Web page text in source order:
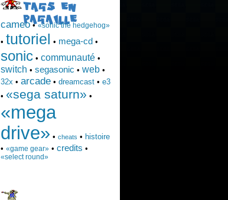
TAGS EN
PAGAILLE
cameo•«sonic the hedgehog»
• tutoriel • mega-cd •
sonic •communauté •
switch •segasonic •web •
32x •arcade •dreamcast •e3
•«sega saturn» •
«mega
drive» •cheats • histoire
•«game gear» •credits •
«select round»